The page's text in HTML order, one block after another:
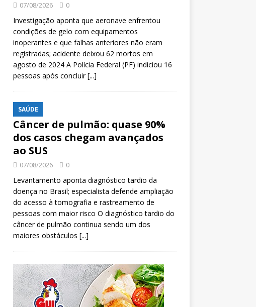
07/08/2026 0
Investigação aponta que aeronave enfrentou
condições de gelo com equipamentos
inoperantes e que falhas anteriores não eram
registradas; acidente deixou 62 mortos em
agosto de 2024 A Polícia Federal (PF) indiciou 16
pessoas após concluir[...]
SAÚDE
Câncer de pulmão: quase 90%
dos casos chegam avançados
ao SUS
07/08/2026 0
Levantamento aponta diagnóstico tardio da
doença no Brasil; especialista defende ampliação
do acesso à tomografia e rastreamento de
pessoas com maior risco O diagnóstico tardio do
câncer de pulmão continua sendo um dos
maiores obstáculos [...]